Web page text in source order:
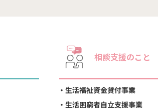
相談支援のこと
生活福祉資金貸付事業
生活困窮者自立支援事業